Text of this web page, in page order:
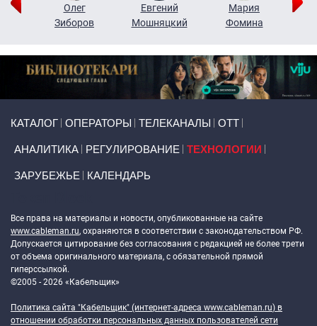
Олег
Зиборов
Евгений
Мошняцкий
Мария
Фомина
КАТАЛОГ ОПЕРАТОРЫ ТЕЛЕКАНАЛЫ ОТТ
АНАЛИТИКА РЕГУЛИРОВАНИЕ ТЕХНОЛОГИИ
ЗАРУБЕЖЬЕ КАЛЕНДАРЬ
Все права на материалы и новости, опубликованные на сайте
www.cableman.ru, охраняются в соответствии с законодательством РФ.
Допускается цитирование без согласования с редакцией не более трети
от объема оригинального материала, с обязательной прямой
гиперссылкой.
©2005 - 2026 «Кабельщик»
Политика сайта "Кабельщик" (интернет-адреса www.cableman.ru) в
отношении обработки персональных данных пользователей сети